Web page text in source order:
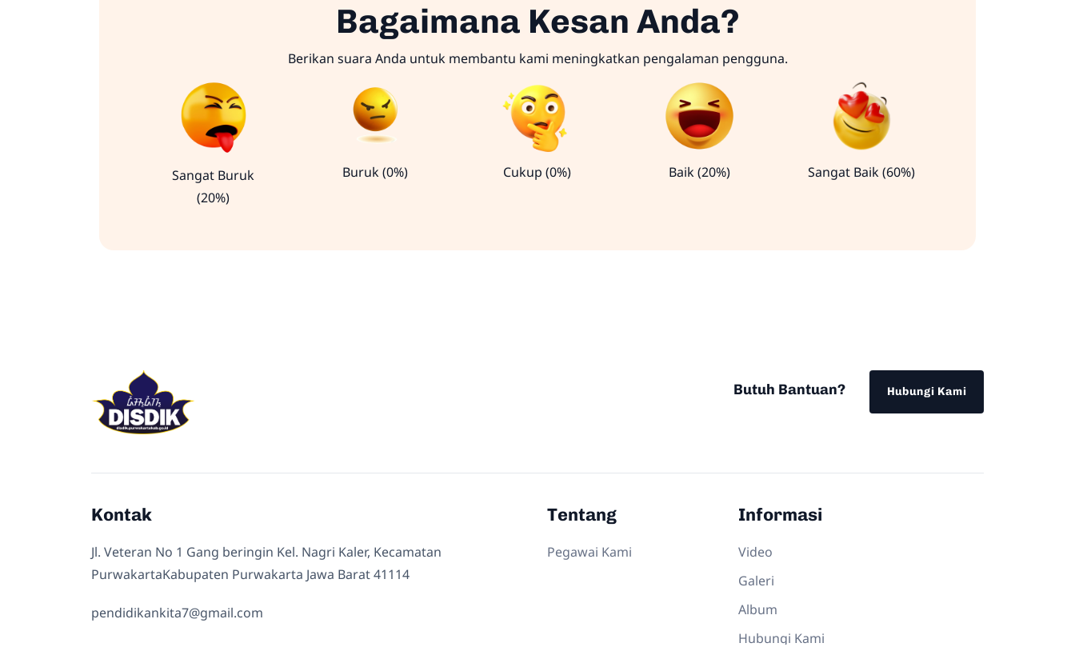
Bagaimana Kesan Anda?
Berikan suara Anda untuk membantu kami meningkatkan pengalaman pengguna.
Sangat Buruk
(20%)
Buruk (0%) Cukup (0%) Baik (20%) Sangat Baik (60%)
Butuh Bantuan? Hubungi Kami
Kontak
Jl. Veteran No 1 Gang beringin Kel. Nagri Kaler, Kecamatan
PurwakartaKabupaten Purwakarta Jawa Barat 41114
pendidikankita7@gmail.com
Tentang
Pegawai Kami
Informasi
Video
Galeri
Album
Hubungi Kami